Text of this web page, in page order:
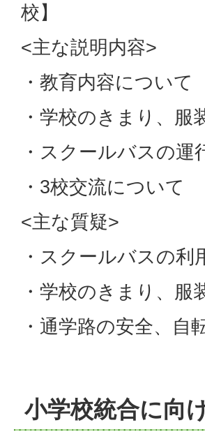
校】
<主な説明内容>
・教育内容について
・学校のきまり、服
・スクールバスの運
・3校交流について
<主な質疑>
・スクールバスの利
・学校のきまり、
・通学路の安全、自
小学校統合に向